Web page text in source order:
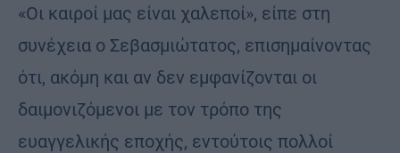
«Οι καιροί μας είναι χαλεποί», είπε στη
συνέχεια ο Σεβασμιώτατος, επισημαίνοντας
ότι, ακόμη και αν δεν εμφανίζονται οι
δαιμονιζόμενοι με τον τρόπο της
ευαγγελικής εποχής, εντούτοις πολλοί